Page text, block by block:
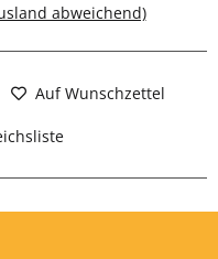
abweichend)
Auf Wunschzettel